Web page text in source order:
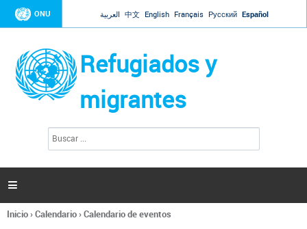
Jump to navigation
ONU العربية 中文 English Français Русский Español
Refugiados y
migrantes
l
s

Se
Inicio›Calendario›Calendario de eventos